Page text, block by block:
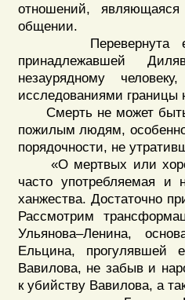
отношений,
общении.
Перевернута еще
принадлежавшей
незаурядному
исследованиями границы
Смерть не может быть
пожилым людям,
порядочности, не
«О мертвых или
часто употребляемая
ханжества. Достаточно
Рассмотрим
Ульянова–Ленина,
Ельцина, прогулявшей
Вавилова, не забыв и
к убийству Вавилова, а